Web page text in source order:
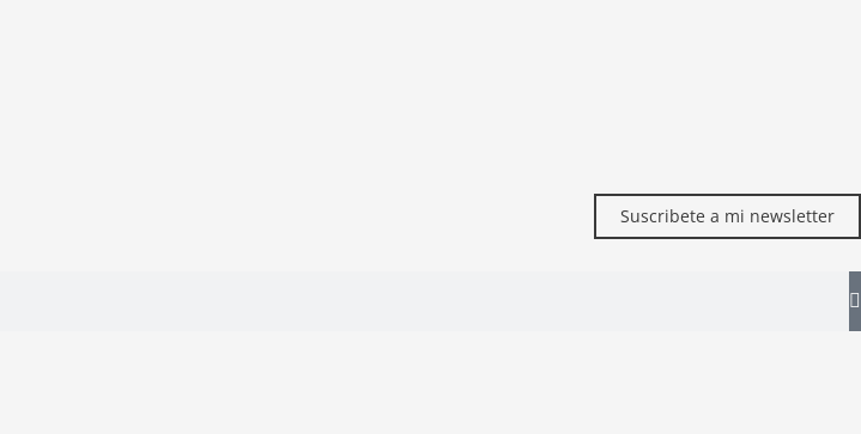
Suscribete a mi newsletter